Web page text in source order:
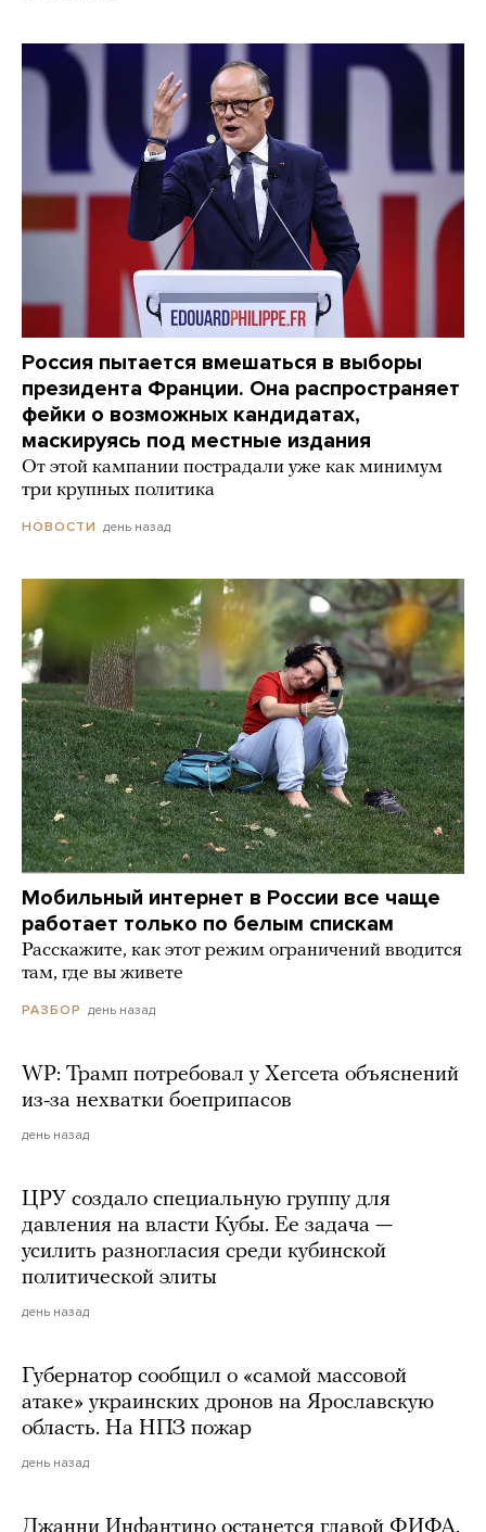
Россия пытается вмешаться в выборы
президента Франции. Она распространяет
фейки о возможных кандидатах,
маскируясь под местные издания
От этой кампании пострадали уже как минимум
три крупных политика
НОВОСТИ день назад
Мобильный интернет в России все чаще
работает только по белым спискам
Расскажите, как этот режим ограничений вводится
там, где вы живете
РАЗБОР день назад
WP: Трамп потребовал у Хегсета объяснений
из-за нехватки боеприпасов
день назад
ЦРУ создало специальную группу для
давления на власти Кубы. Ее задача —
усилить разногласия среди кубинской
политической элиты
день назад
Губернатор сообщил о «самой массовой
атаке» украинских дронов на Ярославскую
область. На НПЗ пожар
день назад
Джанни Инфантино останется главой ФИФА.